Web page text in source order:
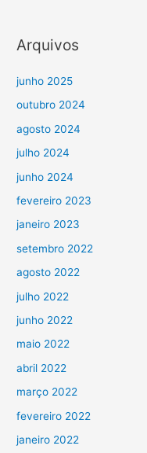
Arquivos
junho 2025
outubro 2024
agosto 2024
julho 2024
junho 2024
fevereiro 2023
janeiro 2023
setembro 2022
agosto 2022
julho 2022
junho 2022
maio 2022
abril 2022
março 2022
fevereiro 2022
janeiro 2022